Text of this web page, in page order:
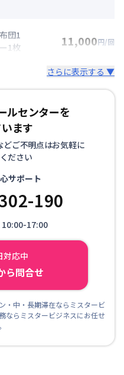
団1
1枚
11,000円/回
さらに表示する ▼
ルセンターを
ます
どご不明点はお気軽に
ださい
サポート
190
17:00
対応中
ら問合せ
・中・長期滞在ならミスタービ
らミスタービジネスにお任せ